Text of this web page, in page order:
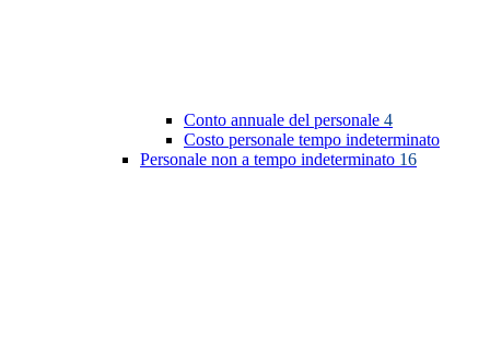
Conto annuale del personale 4
Costo personale tempo indeterminato
Personale non a tempo indeterminato 16